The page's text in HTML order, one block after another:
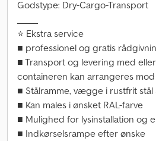
Godstype: Dry-Cargo-Transport
⭐ Ekstra service
■ professionel og gratis
■ Transport og levering med
containeren kan arrangeres
■ Stålramme, vægge i rustfrit stål
■ Kan males i ønsket RAL-farve
■ Mulighed for lysinstallation og
■ Indkørselsrampe efter ønske